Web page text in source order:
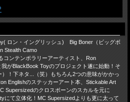
ロン・イングリッシュ) Big Boner（ビッグボ
Stealth Camo
コンテンポラリーアーティスト、Ron
がBlackBook Toyのプロジェクト遂に始動！そ
！下ネタ...（笑）もちろん2つの意味がかかっ
Englishのステッカーアート本、Stickable Art
Supersizedのクロスボーンのスカルを元に
にて立体化！MC Supersizedよりも更に太って